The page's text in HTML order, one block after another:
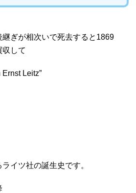
ぎが相次いで死去すると1869
して
Leitz”
イツ社の誕生史です。